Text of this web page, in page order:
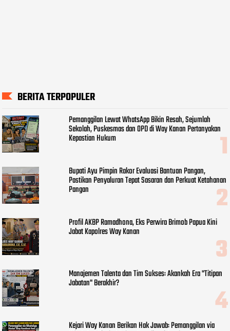
BERITA TERPOPULER
Pemanggilan Lewat WhatsApp Bikin Resah, Sejumlah
Sekolah, Puskesmas dan OPD di Way Kanan Pertanyakan
Kepastian Hukum
Bupati Ayu Pimpin Rakor Evaluasi Bantuan Pangan,
Pastikan Penyaluran Tepat Sasaran dan Perkuat Ketahanan
Pangan
Profil AKBP Ramadhona, Eks Perwira Brimob Papua Kini
Jabat Kapolres Way Kanan
Manajemen Talenta dan Tim Sukses: Akankah Era "Titipan
Jabatan" Berakhir?
Kejari Way Kanan Berikan Hak Jawab: Pemanggilan via